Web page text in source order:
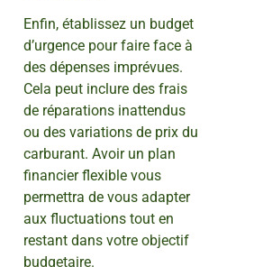
Enfin, établissez un budget
d’urgence pour faire face à
des dépenses imprévues.
Cela peut inclure des frais
de réparations inattendus
ou des variations de prix du
carburant. Avoir un plan
financier flexible vous
permettra de vous adapter
aux fluctuations tout en
restant dans votre objectif
budgetaire.